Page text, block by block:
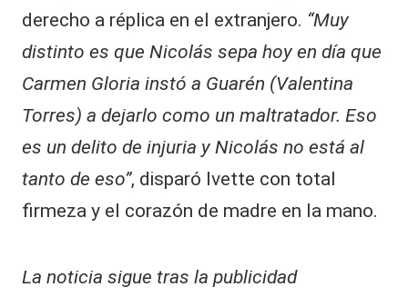
derecho a réplica en el extranjero. “Muy
distinto es que Nicolás sepa hoy en día que
Carmen Gloria instó a Guarén (Valentina
Torres) a dejarlo como un maltratador. Eso
es un delito de injuria y Nicolás no está al
tanto de eso”, disparó Ivette con total
firmeza y el corazón de madre en la mano.
La noticia sigue tras la publicidad